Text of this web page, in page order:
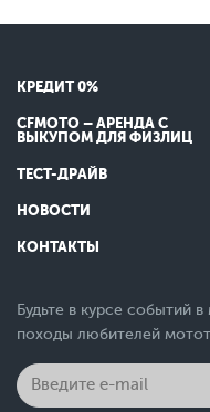
КРЕДИТ 0%
CFMOTO – АРЕНДА С
ВЫКУПОМ ДЛЯ ФИЗЛИЦ
ТЕСТ-ДРАЙВ
НОВОСТИ
КОНТАКТЫ
Будьте в курсе событий
походы любителей